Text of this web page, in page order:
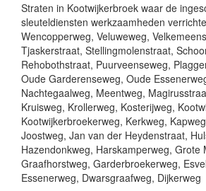
Straten in Kootwijkerbroek waar de
sleuteldiensten werkzaamheden
Wencopperweg, Veluweweg,
Tjaskerstraat, Stellingmolenstraat,
Rehobothstraat, Puurveenseweg,
Oude Garderenseweg, Oude
Nachtegaalweg, Meentweg,
Kruisweg, Krollerweg, Kosterijweg,
Kootwijkerbroekerweg, Kerkweg,
Joostweg, Jan van der Heydenstraat,
Hazendonkweg, Harskamperweg, Grote
Graafhorstweg, Garderbroekerweg,
Essenerweg, Dwarsgraafweg, Dijkerweg